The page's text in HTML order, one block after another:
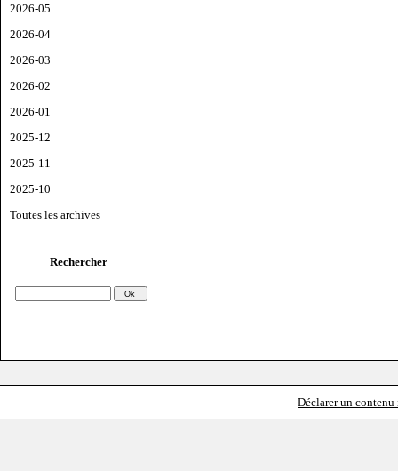
2026-05
2026-04
2026-03
2026-02
2026-01
2025-12
2025-11
2025-10
Toutes les archives
Rechercher
Déclarer un